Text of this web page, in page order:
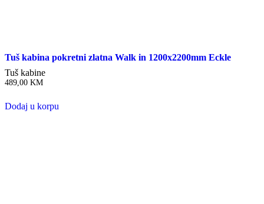
Tuš kabina pokretni zlatna Walk in 1200x2200mm Eckle
Tuš kabine
489,00 KM
Dodaj u korpu